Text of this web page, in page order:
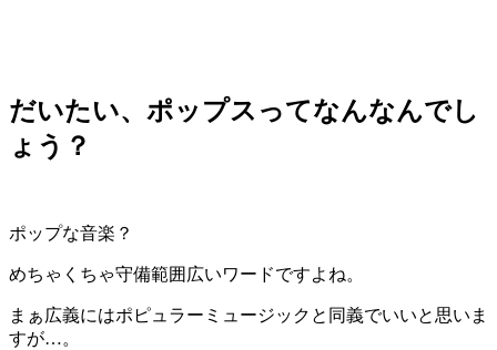
だいたい、ポップスってなんなんでし
ょう？
ポップな音楽？
めちゃくちゃ守備範囲広いワードですよね。
まぁ広義にはポピュラーミュージックと同義でいいと思いま
すが…。